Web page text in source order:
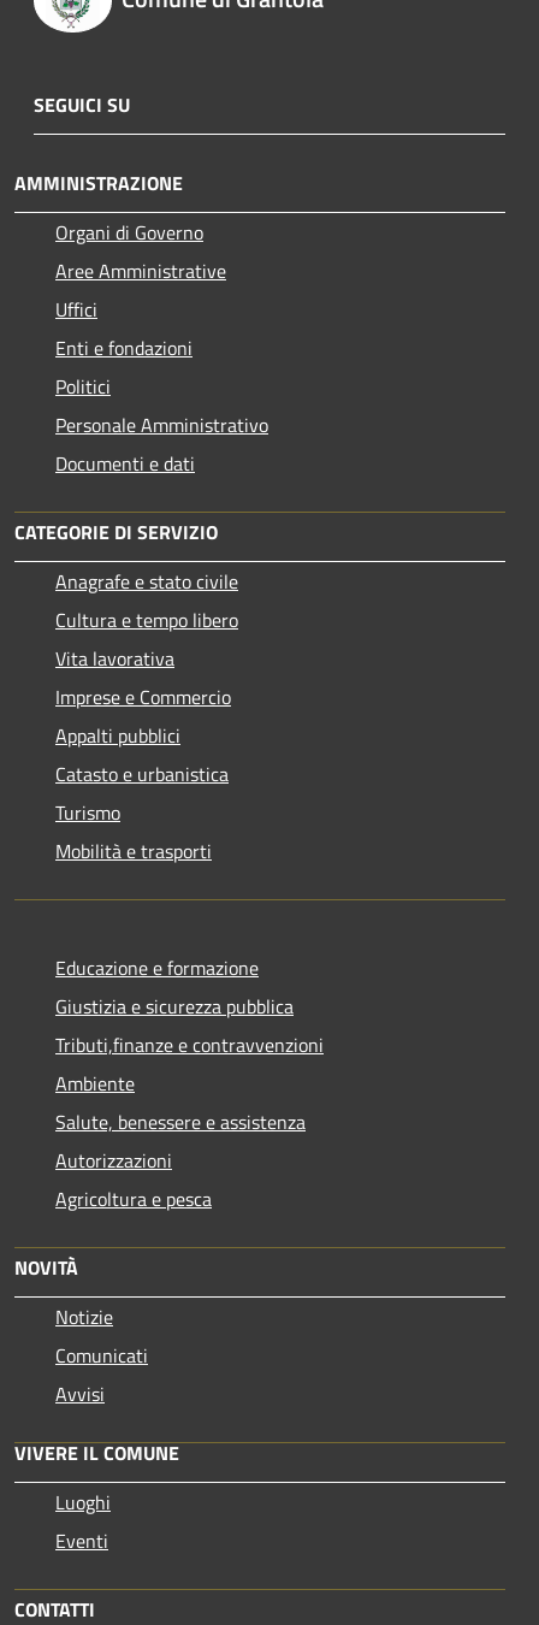
SEGUICI SU
AMMINISTRAZIONE
Organi di Governo
Aree Amministrative
Uffici
Enti e fondazioni
Politici
Personale Amministrativo
Documenti e dati
CATEGORIE DI SERVIZIO
Anagrafe e stato civile
Cultura e tempo libero
Vita lavorativa
Imprese e Commercio
Appalti pubblici
Catasto e urbanistica
Turismo
Mobilità e trasporti
Educazione e formazione
Giustizia e sicurezza pubblica
Tributi,finanze e contravvenzioni
Ambiente
Salute, benessere e assistenza
Autorizzazioni
Agricoltura e pesca
NOVITÀ
Notizie
Comunicati
Avvisi
VIVERE IL COMUNE
Luoghi
Eventi
CONTATTI